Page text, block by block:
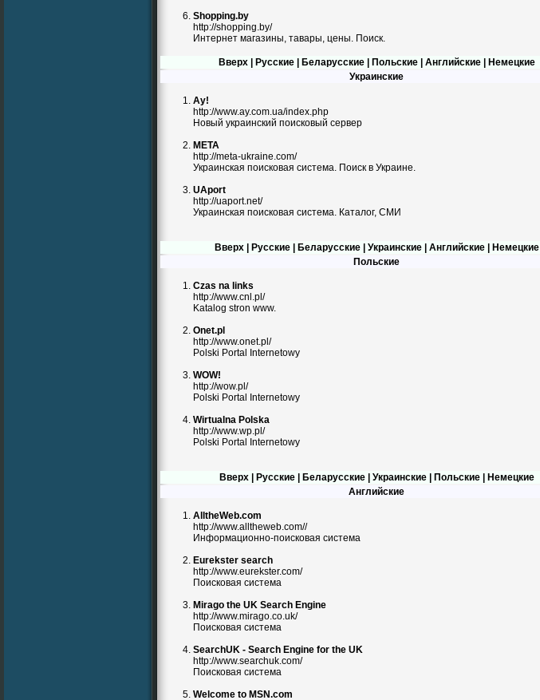
Shopping.by
http://shopping.by/
Интернет магазины, тавары, цены. Поиск.
Вверх Русские Беларусские Польские Английские
Немецкие
Украинские
Ау!
http://www.ay.com.ua/index.php
Новый украинский поисковый сервер
META
http://meta-ukraine.com/
Украинская поисковая система. Поиск в Украине.
UAport
http://uaport.net/
Украинская поисковая система. Каталог, СМИ
Вверх Русские Беларусские Украинские Английские
Немецкие
Польские
Czas na links
http://www.cnl.pl/
Katalog stron www.
Onet.pl
http://www.onet.pl/
Polski Portal Internetowy
WOW!
http://wow.pl/
Polski Portal Internetowy
Wirtualna Polska
http://www.wp.pl/
Polski Portal Internetowy
Вверх Русские Беларусские Украинские Польские
Немецкие
Английские
AlltheWeb.com
http://www.alltheweb.com//
Информационно-поисковая система
Eurekster search
http://www.eurekster.com/
Поисковая система
Mirago the UK Search Engine
http://www.mirago.co.uk/
Поисковая система
SearchUK - Search Engine for the UK
http://www.searchuk.com/
Поисковая система
Welcome to MSN.com